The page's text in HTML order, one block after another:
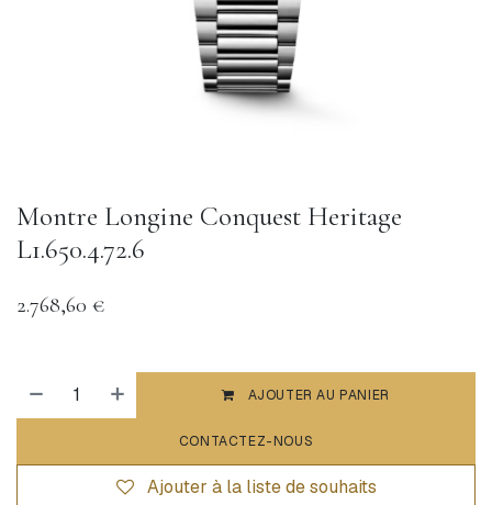
Montre Longine Conquest Heritage
L1.650.4.72.6
2.768,60 €
AJOUTER AU PANIER
CONTACTEZ-NOUS
Ajouter à la liste de souhaits